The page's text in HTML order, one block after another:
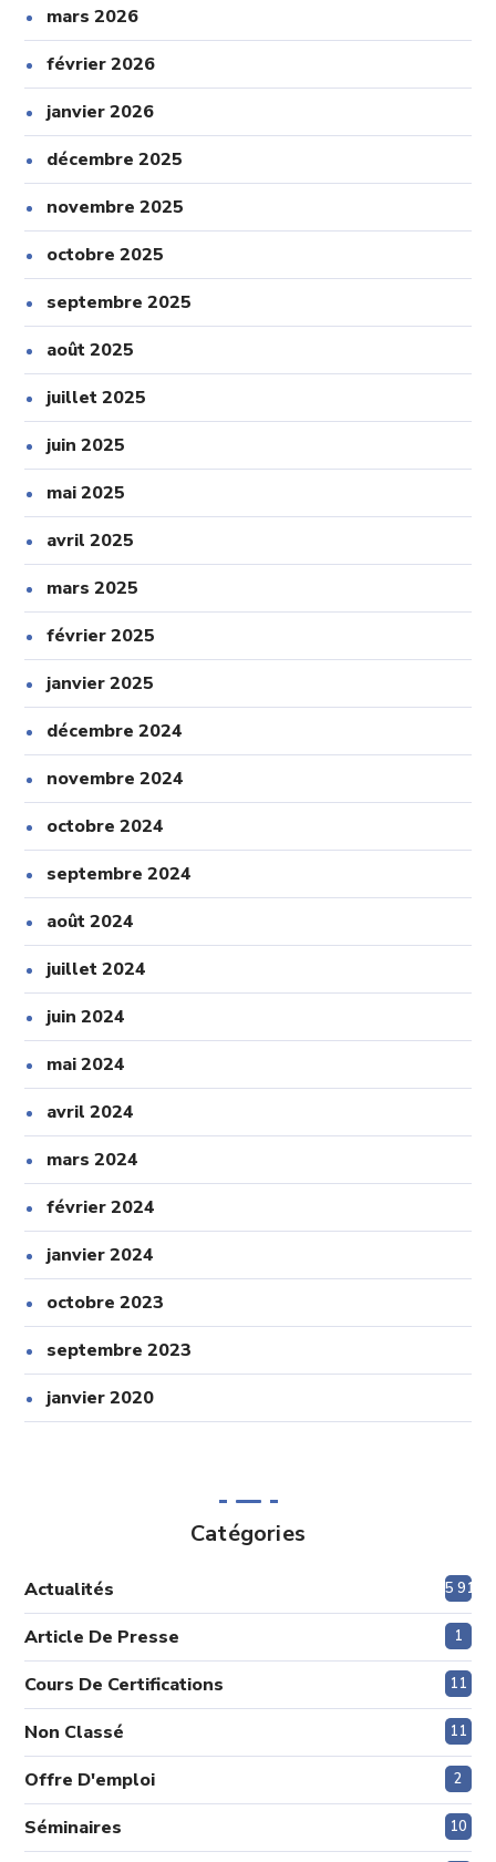
mars 2026
février 2026
janvier 2026
décembre 2025
novembre 2025
octobre 2025
septembre 2025
août 2025
juillet 2025
juin 2025
mai 2025
avril 2025
mars 2025
février 2025
janvier 2025
décembre 2024
novembre 2024
octobre 2024
septembre 2024
août 2024
juillet 2024
juin 2024
mai 2024
avril 2024
mars 2024
février 2024
janvier 2024
octobre 2023
septembre 2023
janvier 2020
Catégories
Actualités 5 915
Article De Presse 1
Cours De Certifications 11
Non Classé 11
Offre D'emploi 2
Séminaires 10